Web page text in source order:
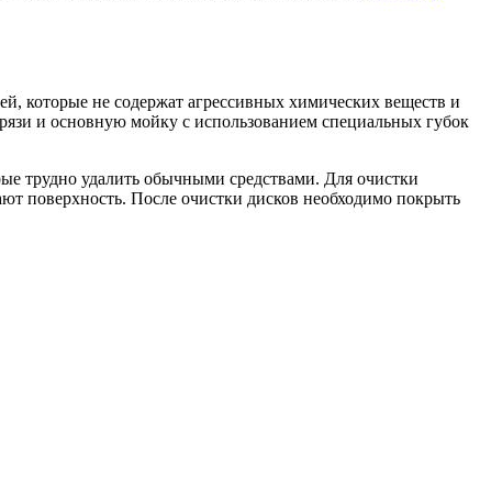
которые не содержат агрессивных химических веществ и
и основную мойку с использованием специальных губок
трудно удалить обычными средствами. Для очистки
поверхность. После очистки дисков необходимо покрыть